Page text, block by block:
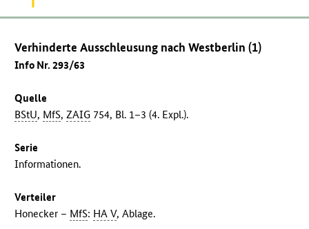
Verhinderte Ausschleusung nach Westberlin (1)
Info Nr. 293/63
Quelle
BStU, MfS,ZAIG 754, Bl. 1–3 (4. Expl.).
Serie
Informationen.
Verteiler
Honecker – MfS: HA V, Ablage.